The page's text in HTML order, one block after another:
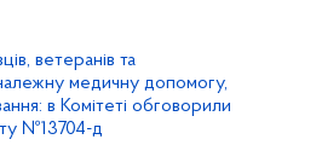
ветеранів та
медичну допомогу,
в Комітеті обговорили
№13704-д